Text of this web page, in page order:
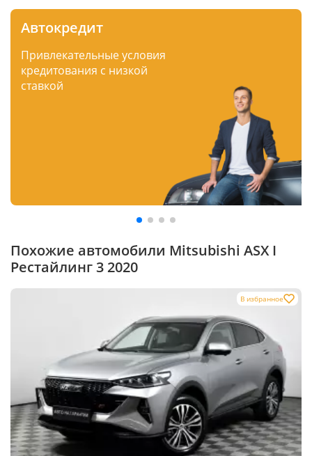
Автокредит
Привлекательные условия
кредитования с низкой
ставкой
Похожие автомобили Mitsubishi ASX I
Рестайлинг 3 2020
В избранное